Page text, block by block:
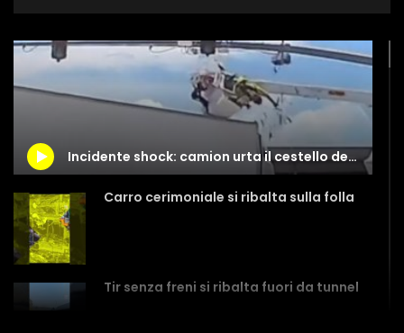
Incidente shock: camion urta il cestello della gru su cui stava lavorando un operaio
Carro cerimoniale si ribalta sulla folla
Tir senza freni si ribalta fuori da tunnel